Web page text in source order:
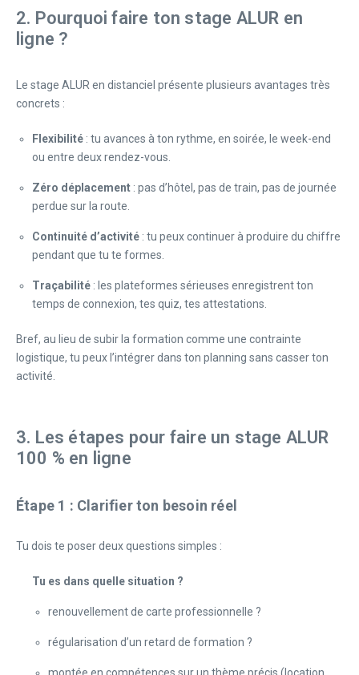
2. Pourquoi faire ton stage ALUR en
ligne ?
Le stage ALUR en distanciel présente plusieurs avantages très
concrets :
Flexibilité : tu avances à ton rythme, en soirée, le week-end
ou entre deux rendez-vous.
Zéro déplacement : pas d’hôtel, pas de train, pas de journée
perdue sur la route.
Continuité d’activité : tu peux continuer à produire du chiffre
pendant que tu te formes.
Traçabilité : les plateformes sérieuses enregistrent ton
temps de connexion, tes quiz, tes attestations.
Bref, au lieu de subir la formation comme une contrainte
logistique, tu peux l’intégrer dans ton planning sans casser ton
activité.
3. Les étapes pour faire un stage ALUR
100 % en ligne
Étape 1 : Clarifier ton besoin réel
Tu dois te poser deux questions simples :
Tu es dans quelle situation ?
renouvellement de carte professionnelle ?
régularisation d’un retard de formation ?